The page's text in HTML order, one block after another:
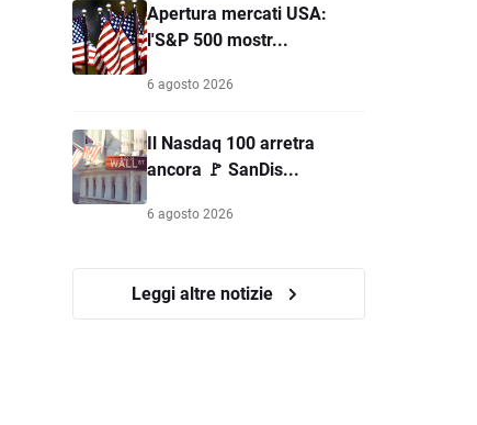
Apertura mercati USA:
l'S&P 500 mostr...
6 agosto 2026
Il Nasdaq 100 arretra
ancora 🚩 SanDis...
6 agosto 2026
Leggi altre notizie